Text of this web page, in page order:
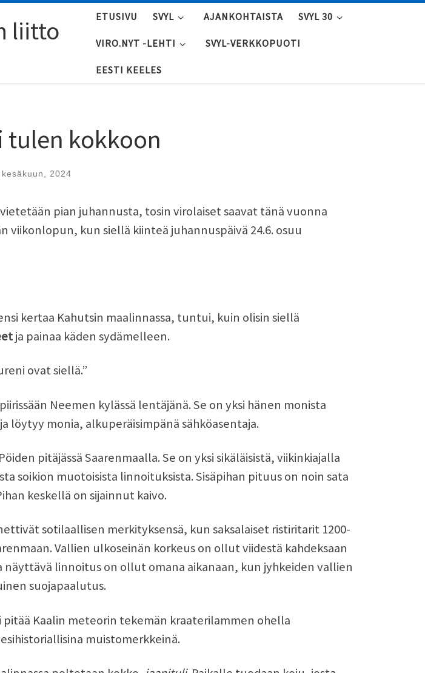
liitto ETUSIVU SVYL AJANKOHTAISTA SVYL 30
VIRO.NYT -LEHTI SVYL-VERKKOPUOTI
EESTI KEELES
tulen kokkoon
kesäkuun, 2024
vietetään pian juhannusta, tosin virolaiset saavat tänä vuonna
viikonlopun, kun siellä kiinteä juhannuspäivä 24.6. osuu
kertaa Kahutsin maalinnassa, tuntui, kuin olisin siellä
ja painaa käden sydämelleen.
ovat siellä.”
Neemen kylässä lentäjänä. Se on yksi hänen monista
löytyy monia, alkuperäisimpänä sähköasentaja.
pitäjässä Saarenmaalla. Se on yksi sikäläisistä, viikinkiajalla
soikion muotoisista linnoituksista. Sisäpihan pituus on noin sata
keskellä on sijainnut kaivo.
sotilaallisen merkityksensä, kun saksalaiset ristiritarit 1200-
Vallien ulkoseinän korkeus on ollut viidestä kahdeksaan
näyttävä linnoitus on ollut omana aikanaan, kun jyhkeiden vallien
suojapaalutus.
pitää Kaalin meteorin tekemän kraaterilammen ohella
muistomerkkeinä.